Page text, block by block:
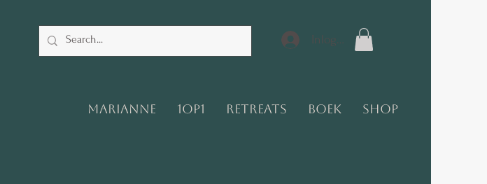
Inloggen
Marianne 1op1 Retreats Boek Shop